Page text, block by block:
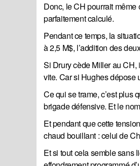
Donc, le CH pourrait même
parfaitement calculé.
Pendant ce temps, la
à 2,5 M$, l’addition des
Si Drury cède Miller au CH,
vite. Car si Hughes dépose
Ce qui se trame, c’est plus
brigade défensive. Et le
Et pendant que cette
chaud bouillant : celui de
Et si tout cela semble sans